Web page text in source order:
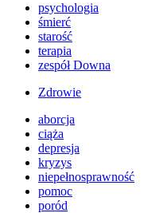
psychologia
śmierć
starość
terapia
zespół Downa
Zdrowie
aborcja
ciąża
depresja
kryzys
niepełnosprawność
pomoc
poród